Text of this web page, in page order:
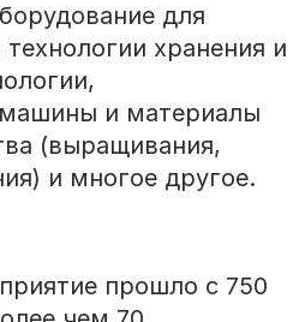
для
хранения и
и материалы
(выращивания,
и многое другое.
прошло с 750